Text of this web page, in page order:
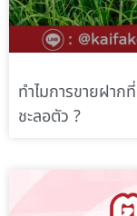
ทำไมการขายฝาก
ชะลอตัว ?